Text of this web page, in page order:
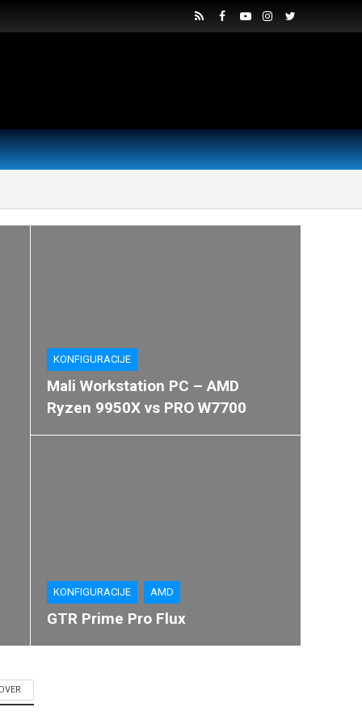
KONFIGURACIJE
Mali Workstation PC – AMD
Ryzen 9950X vs PRO W7700
KONFIGURACIJE AMD
GTR Prime Pro Flux